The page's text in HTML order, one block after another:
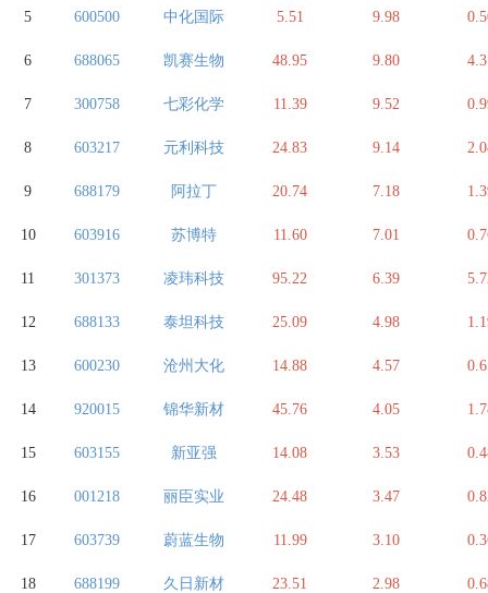
5 600500 中化国际 5.51 9.98
6 688065 凯赛生物 48.95 9.80
7 300758 七彩化学 11.39 9.52
8 603217 元利科技 24.83 9.14
9 688179 阿拉丁 20.74 7.18
10 603916 苏博特 11.60 7.01
11 301373 凌玮科技 95.22 6.39
12 688133 泰坦科技 25.09 4.98
13 600230 沧州大化 14.88 4.57
14 920015 锦华新材 45.76 4.05
15 603155 新亚强 14.08 3.53
16 001218 丽臣实业 24.48 3.47
17 603739 蔚蓝生物 11.99 3.10
18 688199 久日新材 23.51 2.98